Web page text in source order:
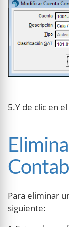
5.Y de clic en
Para eliminar
siguiente: